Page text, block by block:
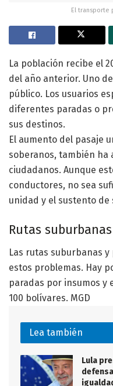
El transporte
La población recibe el
del año anterior. Uno
público. Los usuarios
diferentes paradas o
sus destinos.
El aumento del pasaje
soberanos, también ha
ciudadanos. Aunque
conductores, no sea
unidad y el sustento de
Rutas suburbanas
Las rutas suburbanas
estos problemas. Hay
paradas por insumos y
100 bolívares. MGD
Lea también
Lula